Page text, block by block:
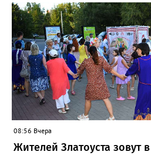
комментарии не уточняется.
горожан приглашают с 8 по 9
берегу реки Ай. Добраться туда
до Веселовки – он отправится в
автовокзала. Кроме того, от
будут курсировать маршрутные
10:00, 11:00, 12:00, обратные рейсы
08:56 Вчера
Жителей Златоуста зовут